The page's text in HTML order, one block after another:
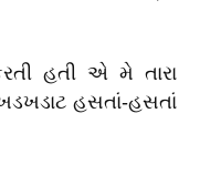
હતી એ મે તારા
હસતાં-હસતાં